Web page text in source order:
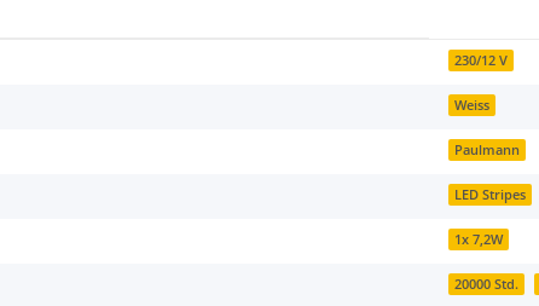
230/12 V
Weiss
Paulmann
LED Stripes
1x 7,2W
20000 Std.